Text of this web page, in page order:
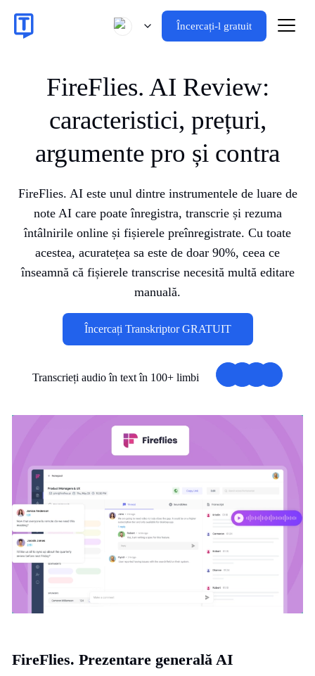
Încercați-l gratuit
FireFlies. AI Review:
caracteristici, prețuri,
argumente pro și contra
FireFlies. AI este unul dintre instrumentele de luare de
note AI care poate înregistra, transcrie și rezuma
întâlnirile online și fișierele preînregistrate. Cu toate
acestea, acuratețea sa este de doar 90%, ceea ce
înseamnă că fișierele transcrise necesită multă editare
manuală.
Încercați Transkriptor GRATUIT
Transcrieți audio în text în 100+ limbi
FireFlies. Prezentare generală AI